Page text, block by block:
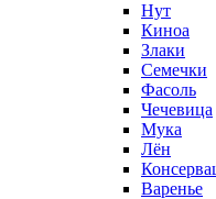
Нут
Киноа
Злаки
Семечки
Фасоль
Чечевица
Мука
Лён
Варенье